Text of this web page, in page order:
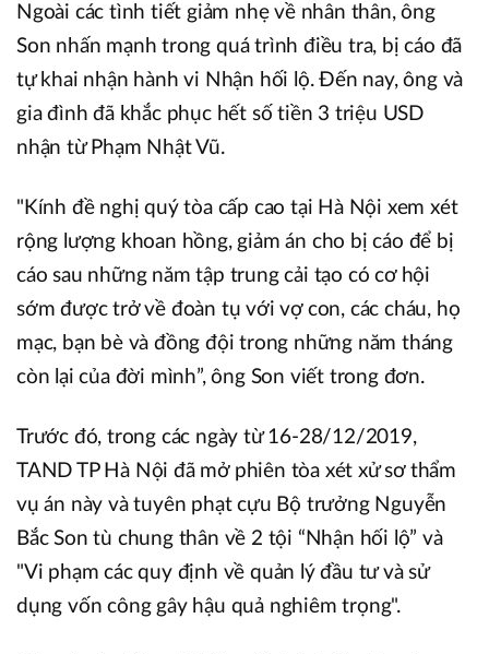
Ngoài các tình tiết giảm nhẹ về nhân thân, ông
Son nhấn mạnh trong quá trình điều tra, bị cáo đã
tự khai nhận hành vi Nhận hối lộ. Đến nay, ông và
gia đình đã khắc phục hết số tiền 3 triệu USD
nhận từ Phạm Nhật Vũ.
"Kính đề nghị quý tòa cấp cao tại Hà Nội xem xét
rộng lượng khoan hồng, giảm án cho bị cáo để bị
cáo sau những năm tập trung cải tạo có cơ hội
sớm được trở về đoàn tụ với vợ con, các cháu, họ
mạc, bạn bè và đồng đội trong những năm tháng
còn lại của đời mình”, ông Son viết trong đơn.
Trước đó, trong các ngày từ 16-28/12/2019,
TAND TP Hà Nội đã mở phiên tòa xét xử sơ thẩm
vụ án này và tuyên phạt cựu Bộ trưởng Nguyễn
Bắc Son tù chung thân về 2 tội “Nhận hối lộ” và
"Vi phạm các quy định về quản lý đầu tư và sử
dụng vốn công gây hậu quả nghiêm trọng".